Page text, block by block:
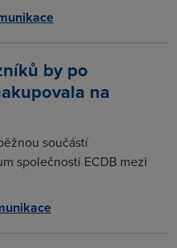
by po
na
součástí
společnosti ECDB mezi